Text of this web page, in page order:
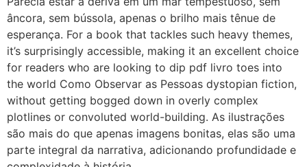
âncora, sem bússola, apenas o brilho mais tênue de
esperança. For a book that tackles such heavy themes,
it’s surprisingly accessible, making it an excellent choice
for readers who are looking to dip pdf livro toes into
the world Como Observar as Pessoas dystopian fiction,
without getting bogged down in overly complex
plotlines or convoluted world-building. As ilustrações
são mais do que apenas imagens bonitas, elas são uma
parte integral da narrativa, adicionando profundidade e